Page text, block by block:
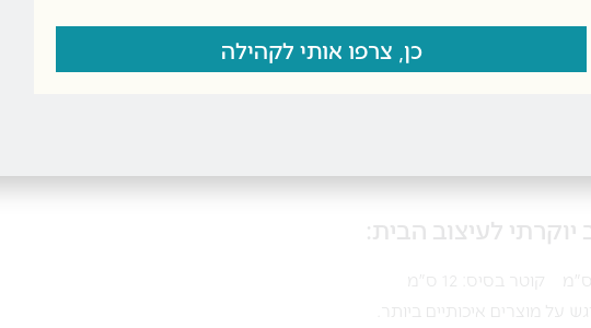
של מתנות, פריטים דקורטיביים ואקססוריז לעיצוב הבית.
ויפיפיים המתאימים לכל סגנון ולכל עיצוב.
לעיצוב הבית:
על מוצרים איכותיים ביותר.
כן, צרפו אותי לקהילה